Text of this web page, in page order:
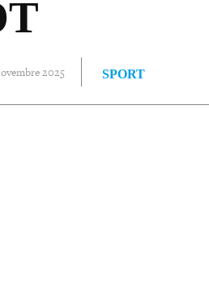
2025 SPORT